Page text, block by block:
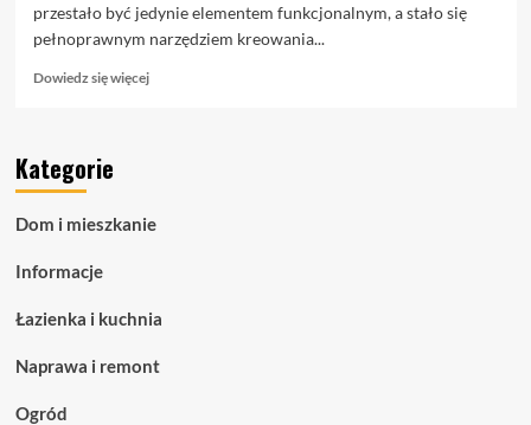
przestało być jedynie elementem funkcjonalnym, a stało się
pełnoprawnym narzędziem kreowania...
Dowiedz się więcejDowiedz
–
dla
przestrzeni
Kategorie
Dom i mieszkanie
Informacje
Łazienka i kuchnia
Naprawa i remont
Ogród